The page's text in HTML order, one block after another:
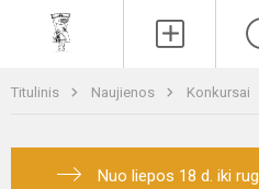
Titulinis Naujienos Konkursai
Nuo liepos 18 d. iki